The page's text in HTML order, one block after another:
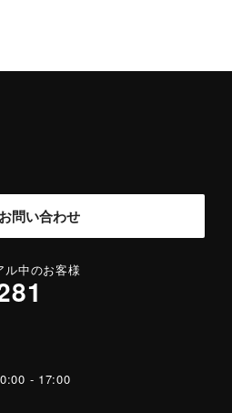
お問い合わせ
ル中のお客様
- 17:00